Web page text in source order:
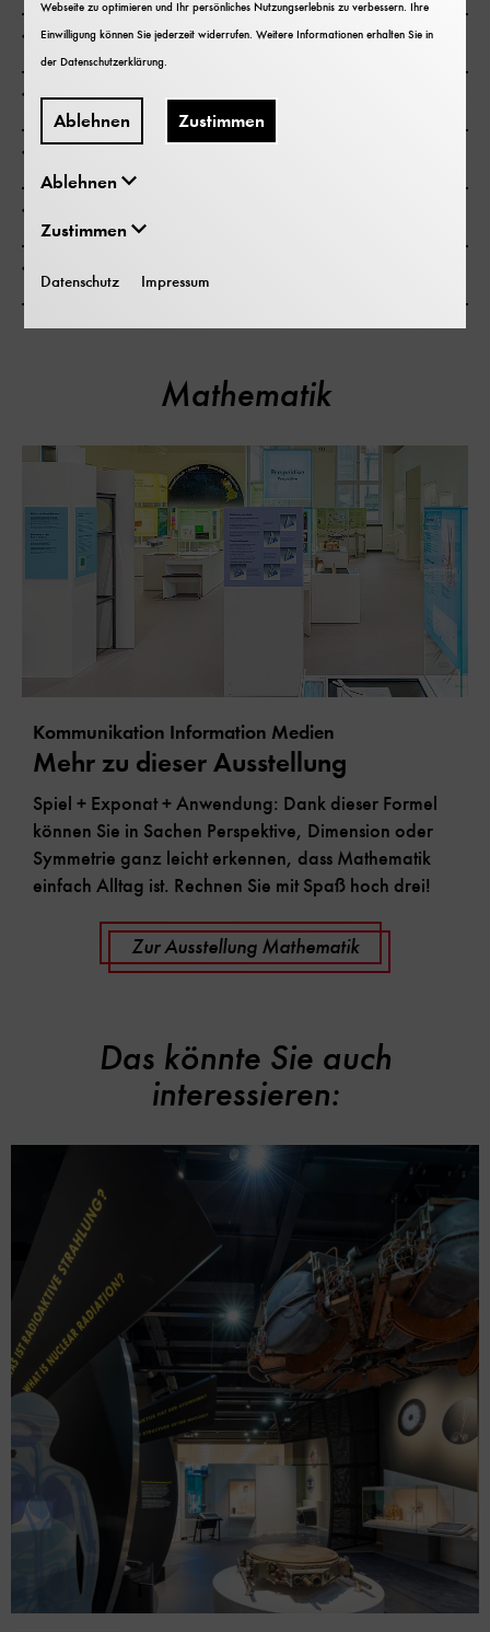
Infos zum Besuch
Schulklassenprogramme buchen
Alles zu Schule und Museum
Mathematik
Kommunikation Information Medien
Mehr zu dieser Ausstellung
Spiel + Exponat + Anwendung: Dank dieser Formel
können Sie in Sachen Perspektive, Dimension oder
Symmetrie ganz leicht erkennen, dass Mathematik
einfach Alltag ist. Rechnen Sie mit Spaß hoch drei!
Zur Ausstellung Mathematik
Das könnte Sie auch
interessieren:
Webseite zu optimieren und Ihr persönliches Nutzungserlebnis zu verbessern. Ihre
Einwilligung können Sie jederzeit widerrufen. Weitere Informationen erhalten Sie in
derDatenschutzerklärung
Ablehnen Zustimmen
Ablehnen
Zustimmen
Datenschutz Impressum